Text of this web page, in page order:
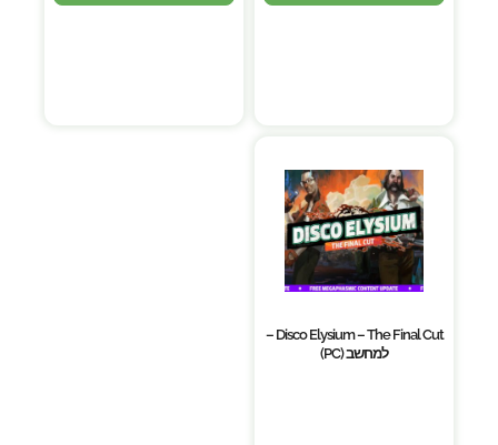
Disco Elysium – The Final Cut –
למחשב (PC)